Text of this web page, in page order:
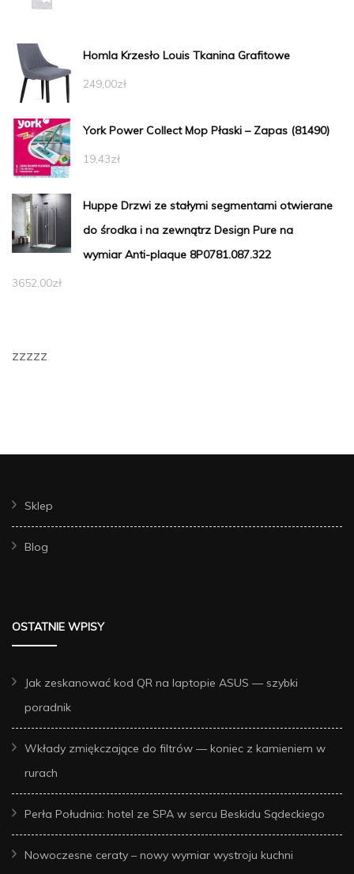
Homla Krzesło Louis Tkanina Grafitowe
249,00zł
York Power Collect Mop Płaski – Zapas (81490)
19,43zł
Huppe Drzwi ze stałymi segmentami otwierane
do środka i na zewnątrz Design Pure na
wymiar Anti-plaque 8P0781.087.322
3652,00zł
zzzzz
Sklep
Blog
OSTATNIE WPISY
Jak zeskanować kod QR na laptopie ASUS — szybki
poradnik
Wkłady zmiękczające do filtrów — koniec z kamieniem w
rurach
Perła Południa: hotel ze SPA w sercu Beskidu Sądeckiego
Nowoczesne ceraty – nowy wymiar wystroju kuchni